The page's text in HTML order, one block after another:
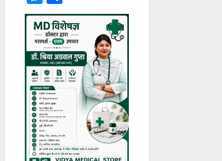
लगवाने हेतु सम्पर्क करें!!!
सम्पर्क-9340722440
WhatsApp
Facebook
X Telegram
Messenger
Share